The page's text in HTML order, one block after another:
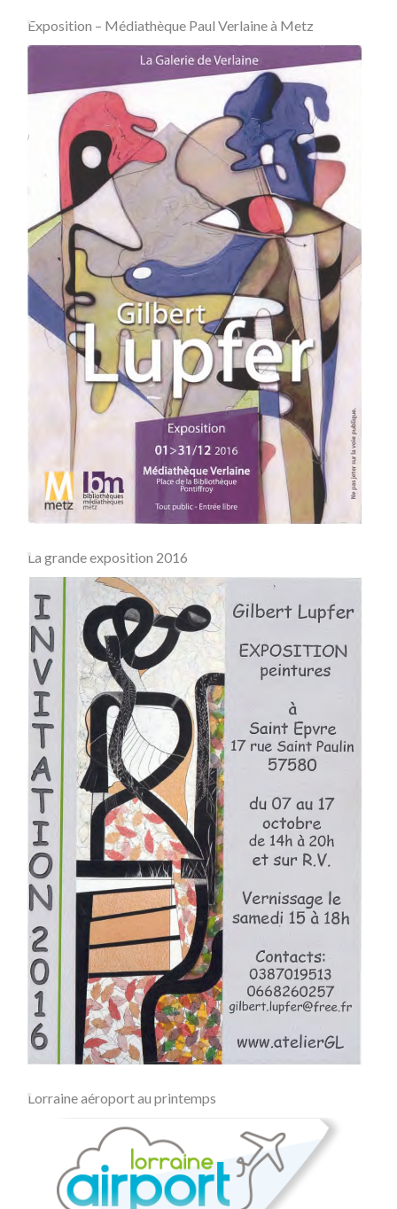
Exposition – Médiathèque Paul Verlaine à Metz
La grande exposition 2016
Lorraine aéroport au printemps